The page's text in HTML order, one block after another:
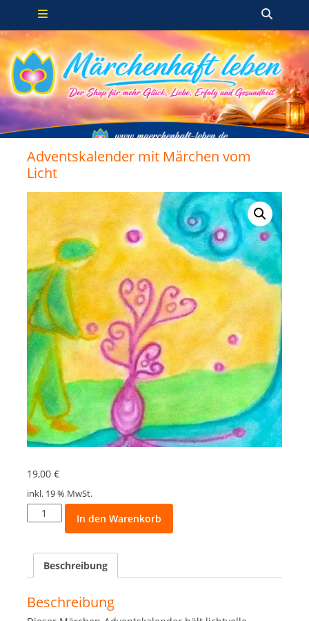
Zum
springen
Primäres Menü
Adventskalender mit Märchen vom
Licht
19,00 €
inkl. 19 % MwSt.
Adventskalender
mit
vom
Licht
Menge
In den Warenkorb
Beschreibung
Beschreibung